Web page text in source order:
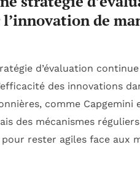
de
d’évaluation
des innovations
comme Capgemini
des mécanismes réguliers
pour rester agiles face aux